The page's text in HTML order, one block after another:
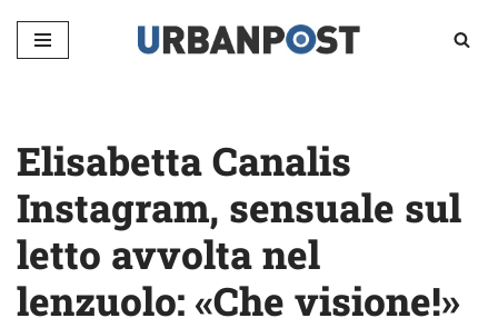
Vai
Elisabetta Canalis
Instagram, sensuale sul
letto avvolta nel
lenzuolo: «Che visione!»